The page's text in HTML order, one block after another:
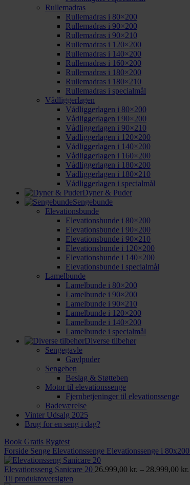
Rullemadras
Rullemadras i 80×200
Rullemadras i 90×200
Rullemadras i 90×210
Rullemadras i 120×200
Rullemadras i 140×200
Rullemadras i 160×200
Rullemadras i 180×200
Rullemadras i 180×210
Rullemadras i specialmål
Vådliggerlagen
Vådliggerlagen i 80×200
Vådliggerlagen i 90×200
Vådliggerlagen i 90×210
Vådliggerlagen i 120×200
Vådliggerlagen i 140×200
Vådliggerlagen i 160×200
Vådliggerlagen i 180×200
Vådliggerlagen i 180×210
Vådliggerlagen i specialmål
Dyner & Puder
Sengebunde
Elevationsbunde
Elevationsbunde i 80×200
Elevationsbunde i 90×200
Elevationsbunde i 90×210
Elevationsbunde i 120×200
Elevationsbunde i 140×200
Elevationsbunde i specialmål
Lamelbunde
Lamelbunde i 80×200
Lamelbunde i 90×200
Lamelbunde i 90×210
Lamelbunde i 120×200
Lamelbunde i 140×200
Lamelbunde i specialmål
Diverse tilbehør
Sengegavle
Gavlpuder
Sengeben
Beslag & Støtteben
Motor til elevationssenge
Fjernbetjeninger til elevationssenge
Badeværelse
Vinter Udsalg 2025
Brug for en seng i dag?
Book Gratis Rygtest
Forside Senge Elevationssenge Elevationssenge i 80x200
Elevationsseng Sanicare 20 26.999,00 kr. – 28.999,00 kr.
Til produktoversigten